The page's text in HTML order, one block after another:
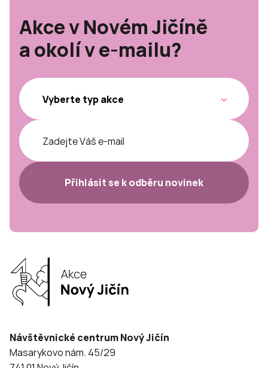
Akce v Novém Jičíně
a okolí v e-mailu?
Přihlásit se k odběru novinek
Návštěvnické centrum Nový Jičín
Masarykovo nám. 45/29